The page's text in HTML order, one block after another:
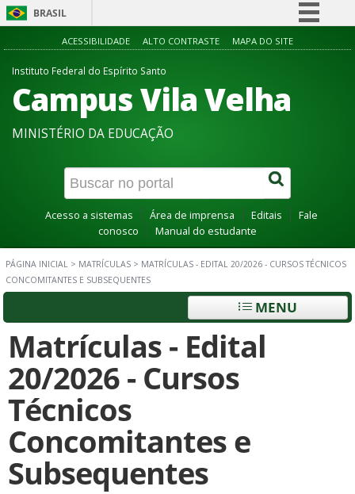
BRASIL
Simplifique!
Participe
Acesso à informação
Canais
ACESSIBILIDADE ALTO CONTRASTE MAPA DO SITE
Instituto Federal do Espírito Santo
Campus Vila Velha
MINISTÉRIO DA EDUCAÇÃO
Acesso a sistemas Área de imprensa Editais
Fale
conosco
Manual do estudante
PÁGINA INICIAL > MATRÍCULAS > MATRÍCULAS - EDITAL 20/2026 - CURSOS TÉCNICOS
CONCOMITANTES E SUBSEQUENTES
MENU
Matrículas - Edital
20/2026 - Cursos
Técnicos
Concomitantes e
Subsequentes